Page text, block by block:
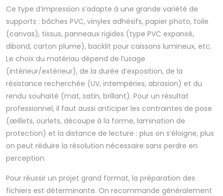
Ce type d’impression s’adapte à une grande variété de
supports : bâches PVC, vinyles adhésifs, papier photo, toile
(canvas), tissus, panneaux rigides (type PVC expansé,
dibond, carton plume), backlit pour caissons lumineux, etc.
Le choix du matériau dépend de l’usage
(intérieur/extérieur), de la durée d’exposition, de la
résistance recherchée (UV, intempéries, abrasion) et du
rendu souhaité (mat, satin, brillant). Pour un résultat
professionnel, il faut aussi anticiper les contraintes de pose
(œillets, ourlets, découpe à la forme, lamination de
protection) et la distance de lecture : plus on s’éloigne, plus
on peut réduire la résolution nécessaire sans perdre en
perception.
Pour réussir un projet grand format, la préparation des
fichiers est déterminante. On recommande généralement